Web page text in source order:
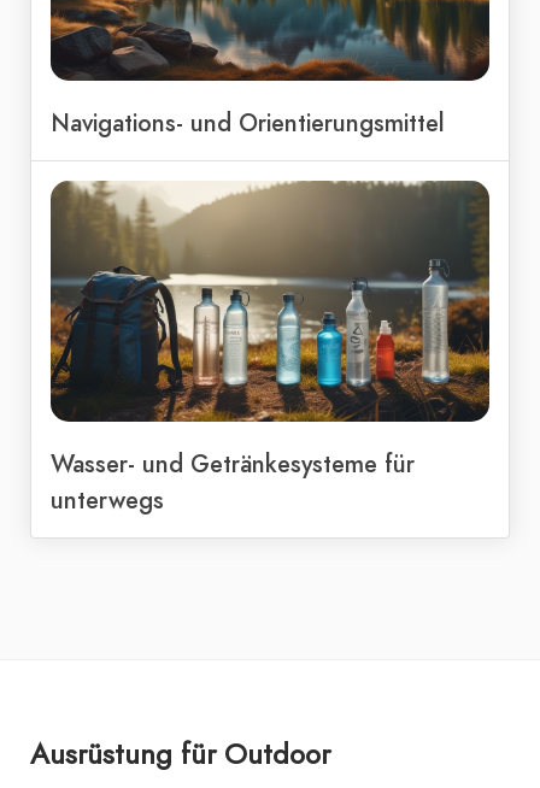
Navigations- und Orientierungsmittel
Wasser- und Getränkesysteme für
unterwegs
Ausrüstung für Outdoor